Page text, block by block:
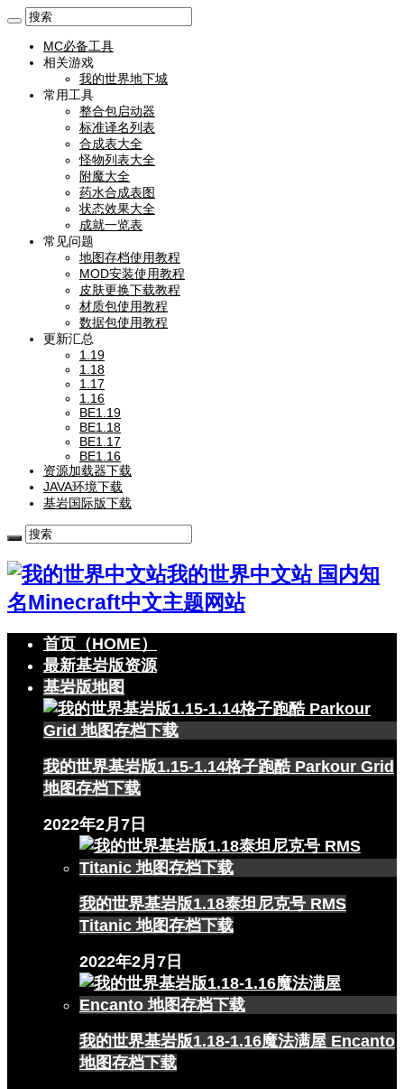
MC必备工具
相关游戏
我的世界地下城
常用工具
整合包启动器
标准译名列表
合成表大全
怪物列表大全
附魔大全
药水合成表图
状态效果大全
成就一览表
常见问题
地图存档使用教程
MOD安装使用教程
皮肤更换下载教程
材质包使用教程
数据包使用教程
更新汇总
1.19
1.18
1.17
1.16
BE1.19
BE1.18
BE1.17
BE1.16
资源加载器下载
JAVA环境下载
基岩国际版下载
我的世界中文站 国内知
名Minecraft中文主题网站
首页（HOME）
最新基岩版资源
基岩版地图
我的世界基岩版1.15-1.14格子跑酷 Parkour Grid
地图存档下载
2022年2月7日
我的世界基岩版1.18泰坦尼克号 RMS
Titanic 地图存档下载
2022年2月7日
我的世界基岩版1.18-1.16魔法满屋 Encanto
地图存档下载